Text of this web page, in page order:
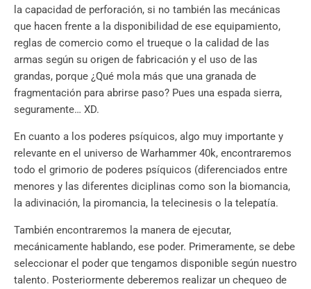
la capacidad de perforación, si no también las mecánicas
que hacen frente a la disponibilidad de ese equipamiento,
reglas de comercio como el trueque o la calidad de las
armas según su origen de fabricación y el uso de las
grandas, porque ¿Qué mola más que una granada de
fragmentación para abrirse paso? Pues una espada sierra,
seguramente… XD.
En cuanto a los poderes psíquicos, algo muy importante y
relevante en el universo de Warhammer 40k, encontraremos
todo el grimorio de poderes psíquicos (diferenciados entre
menores y las diferentes diciplinas como son la biomancia,
la adivinación, la piromancia, la telecinesis o la telepatía.
También encontraremos la manera de ejecutar,
mecánicamente hablando, ese poder. Primeramente, se debe
seleccionar el poder que tengamos disponible según nuestro
talento. Posteriormente deberemos realizar un chequeo de